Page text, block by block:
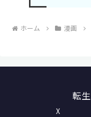
ホーム 漫画
転
X